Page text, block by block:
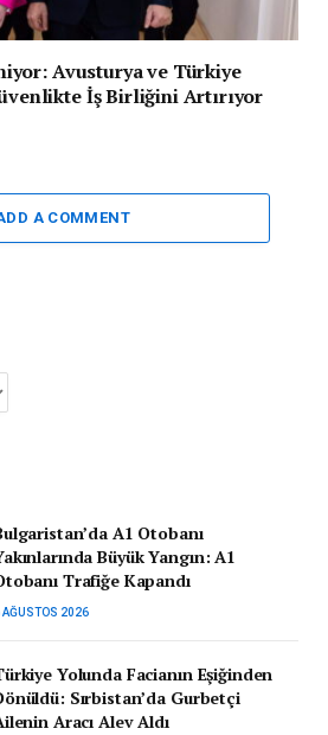
Avusturya ve Türkiye
İş Birliğini Artırıyor
A COMMENT
A1 Otobanı
Büyük Yangın: A1
Trafiğe Kapandı
AĞUSTOS 2026
Yolunda Facianın Eşiğinden
Sırbistan’da Gurbetçi
Aracı Alev Aldı